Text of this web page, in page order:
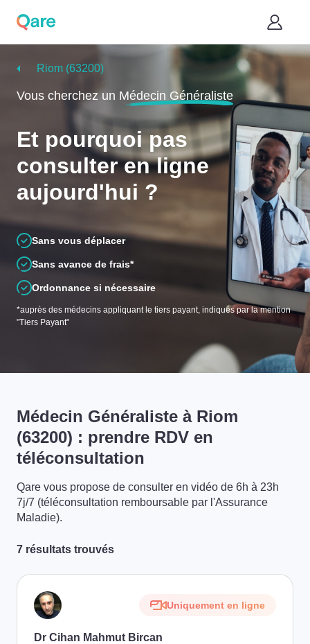
Riom (63200)
Vous cherchez un Médecin Généraliste
Et pourquoi pas
consulter en ligne
aujourd'hui ?
Sans vous déplacer
Sans avance de frais*
Ordonnance si nécessaire
*auprès des médecins appliquant le tiers payant, indiqués par la mention
"Tiers Payant"
Médecin Généraliste à Riom
(63200) : prendre RDV en
téléconsultation
Qare vous propose de consulter en vidéo de 6h à 23h
7j/7 (téléconsultation remboursable par l'Assurance
Maladie).
7 résultats trouvés
Uniquement en ligne
Dr Cihan Mahmut Bircan